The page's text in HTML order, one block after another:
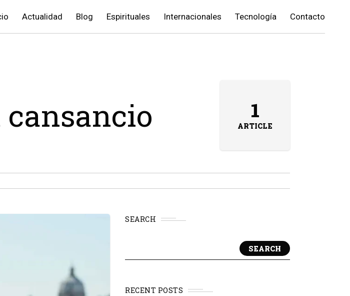
Actualidad Blog Espirituales Internacionales Tecnología Contacto
1
ARTICLE
SEARCH
SEARCH
RECENT POSTS